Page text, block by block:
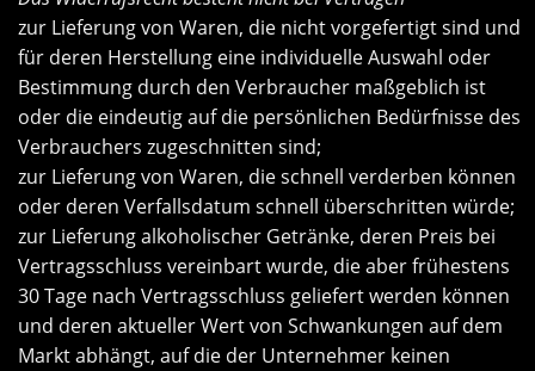
zur Lieferung von Waren, die nicht vorgefertigt sind und
für deren Herstellung eine individuelle Auswahl oder
Bestimmung durch den Verbraucher maßgeblich ist
oder die eindeutig auf die persönlichen Bedürfnisse des
Verbrauchers zugeschnitten sind;
zur Lieferung von Waren, die schnell verderben können
oder deren Verfallsdatum schnell überschritten würde;
zur Lieferung alkoholischer Getränke, deren Preis bei
Vertragsschluss vereinbart wurde, die aber frühestens
30 Tage nach Vertragsschluss geliefert werden können
und deren aktueller Wert von Schwankungen auf dem
Markt abhängt, auf die der Unternehmer keinen